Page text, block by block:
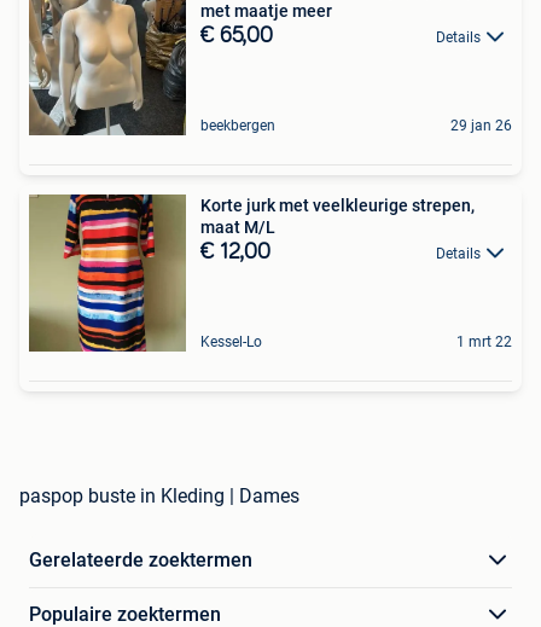
met maatje meer
€ 65,00 Details
beekbergen 29 jan 26
Korte jurk met veelkleurige strepen,
maat M/L
€ 12,00 Details
Kessel-Lo 1 mrt 22
paspop buste in Kleding | Dames
Gerelateerde zoektermen
Populaire zoektermen